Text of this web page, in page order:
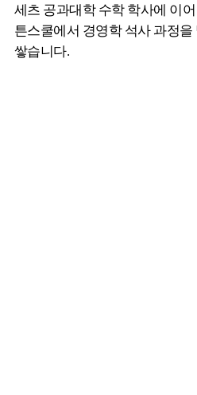
세츠 공과대학 수학 학사에 이
튼스쿨에서 경영학 석사 과정
쌓습니다.